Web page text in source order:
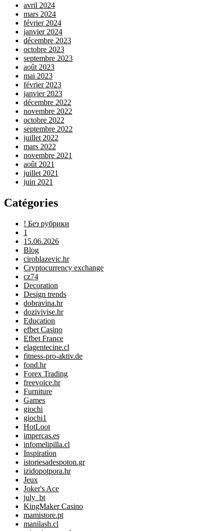
avril 2024
mars 2024
février 2024
janvier 2024
décembre 2023
octobre 2023
septembre 2023
août 2023
mai 2023
février 2023
janvier 2023
décembre 2022
novembre 2022
octobre 2022
septembre 2022
juillet 2022
mars 2022
novembre 2021
août 2021
juillet 2021
juin 2021
Catégories
! Без рубрики
1
15.06.2026
Blog
ciroblazevic.hr
Cryptocurrency exchange
cz74
Decoration
Design trends
dobravina.hr
dozivivise.hr
Education
efbet Casino
Efbet France
elagentecine.cl
fitness-pro-aktiv.de
fond.hr
Forex Trading
freevoice.hr
Furniture
Games
giochi
giochi1
HotLoot
impercas.es
infomelipilla.cl
Inspiration
istoriesadespoton.gr
izidopotpora.hr
Jeux
Joker's Ace
july_bt
KingMaker Casino
mamistore.pt
manilash.cl